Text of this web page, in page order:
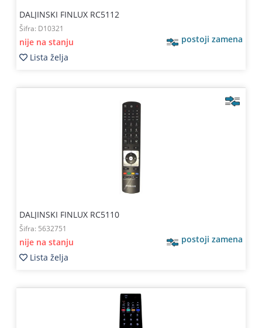
DALJINSKI FINLUX RC5112
Šifra: D10321
nije na stanju
postoji zamena
Lista želja
DALJINSKI FINLUX RC5110
Šifra: 5632751
nije na stanju
postoji zamena
Lista želja